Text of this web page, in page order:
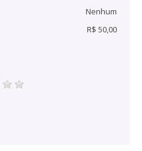
Nenhum
R$ 50,00